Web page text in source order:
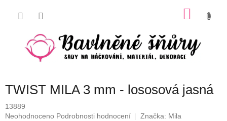
TWIST MILA 3 mm - lososová jasná
13889
Průměrné
Neohodnoceno Podrobnosti hodnocení Značka: Mila